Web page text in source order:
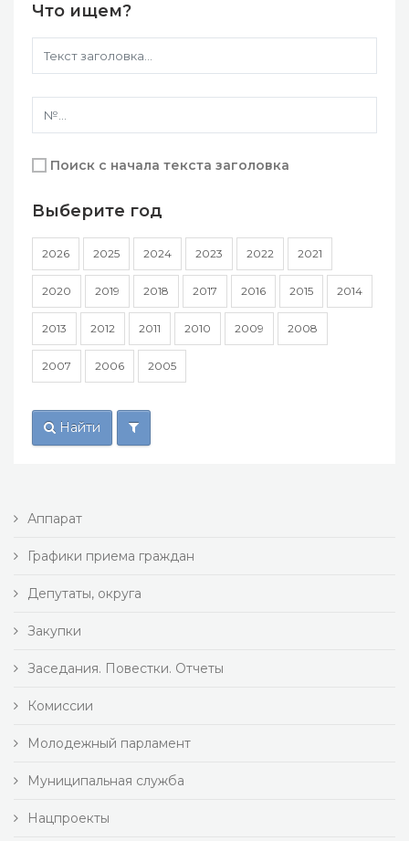
Что ищем?
Поиск с начала текста заголовка
Выберите год
2026 2025 2024 2023 2022 2021
2020 2019 2018 2017 2016 2015 2014
2013 2012 2011 2010 2009 2008
2007 2006 2005
Найти
Аппарат
Графики приема граждан
Депутаты, округа
Закупки
Заседания. Повестки. Отчеты
Комиссии
Молодежный парламент
Муниципальная служба
Нацпроекты